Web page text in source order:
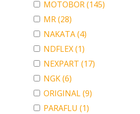
MOTOBOR(145)
MR(28)
NAKATA(4)
NDFLEX(1)
NEXPART (17)
NGK(6)
ORIGINAL(9)
PARAFLU (1)